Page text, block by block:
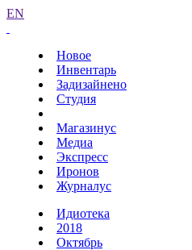
EN
Новое
Инвентарь
Задизайнено
Студия
Магазинус
Медиа
Экспресс
Иронов
Журналус
Идиотека
2018
Октябрь